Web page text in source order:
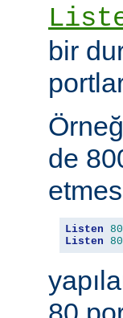
bir
de
Listen 80
Listen